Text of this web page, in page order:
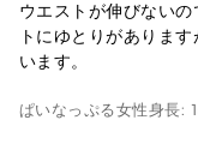
ウエストが伸びない
トにゆとりがありま
います。
ぱいなっぷる女性身長: